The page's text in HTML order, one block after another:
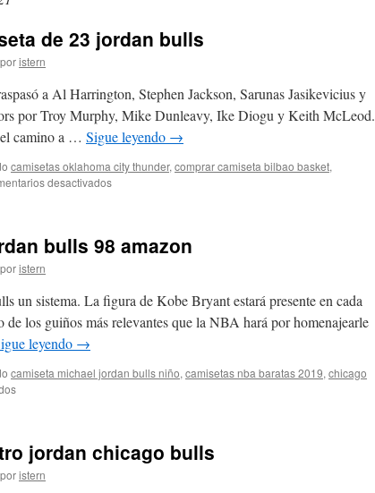
de 23 jordan bulls
poristern
a Al Harrington, Stephen Jackson, Sarunas Jasikevicius y
por Troy Murphy, Mike Dunleavy, Ike Diogu y Keith McLeod.
camino a … Sigue leyendo →
camisetas oklahoma city thunder, comprar camiseta bilbao basket,
desactivadosen
de
bulls 98 amazon
poristern
un sistema. La figura de Kobe Bryant estará presente en cada
los guiños más relevantes que la NBA hará por homenajearle
leyendo →
camiseta michael jordan bulls niño, camisetas nba baratas 2019, chicago
en
bulls
98
amazon
jordan chicago bulls
poristern